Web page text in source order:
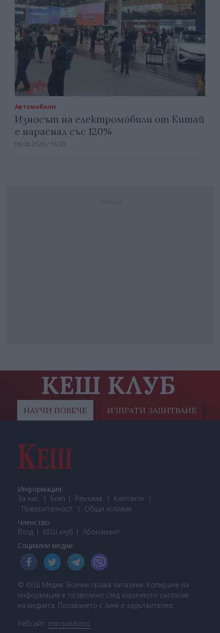
Автомобили
Износът на електромобили от Китай
е нараснал със 120%
06.08.2026 / 16:30
КЕШ КЛУБ
НАУЧИ ПОВЕЧЕ ИЗПРАТИ ЗАПИТВАНЕ
Информация:
За нас
Екип Реклама
Контакти
Поверителност
Общи условия
Членство:
Вход
КЕШ клуб Абонамент
Социални медии
© КЕШ Медия. Всички права запазени. Копиране на
информация е позволено след изричното съгласие
на медията. Ползването с линк е задължително.
Уебсайт: min.solutions